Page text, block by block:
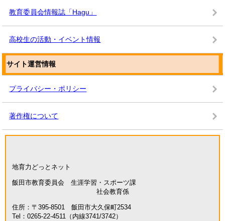
教育委員会情報誌「Hagu」
高校生の活動・イベント情報
サイト運営情報
プライバシー・ポリシー
著作権について
地育力どっとネット
飯田市教育委員会 生涯学習・スポーツ課
社会教育係
住所：〒395-8501 飯田市大久保町2534
Tel：0265-22-4511（内線3741/3742）